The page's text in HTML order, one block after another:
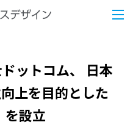
ットコム、 日本
上を目的とした
を設立